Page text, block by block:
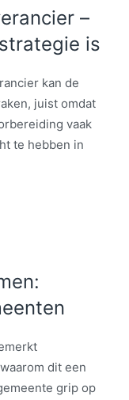
–
is
kan de
juist omdat
vaak
te hebben in
dit een
grip op